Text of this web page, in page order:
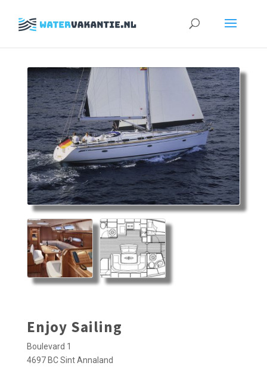
Zoeken
Enjoy Sailing
Boulevard 1
4697 BC Sint Annaland